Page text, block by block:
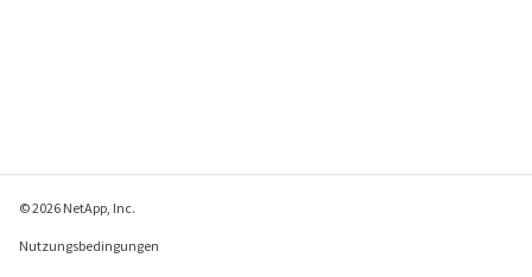
© 2026 NetApp, Inc.
Nutzungsbedingungen